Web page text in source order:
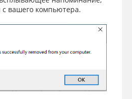
с вашего компьютера.